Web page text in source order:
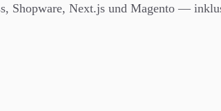
Shopware, Next.js und Magento —